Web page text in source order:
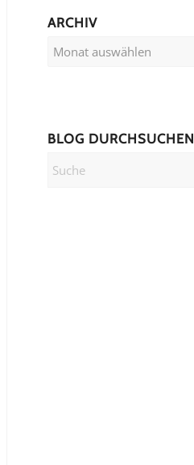
ARCHIV
BLOG DURCHSUCHEN